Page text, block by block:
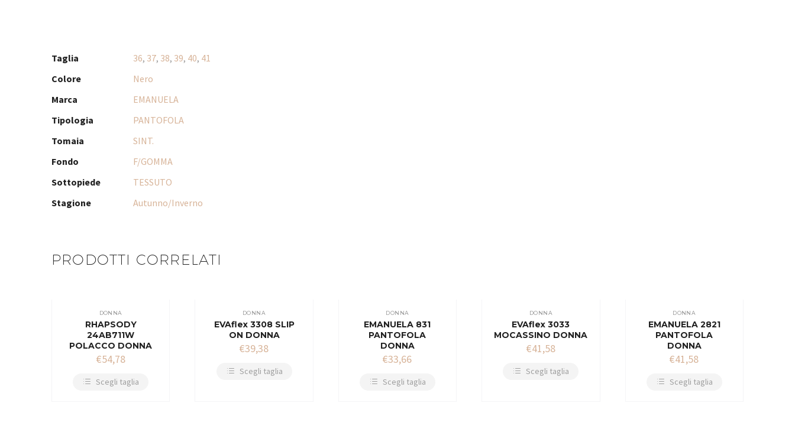
Taglia 36, 37, 38, 39, 40, 41
Colore
Nero
Marca
EMANUELA
Tipologia
PANTOFOLA
Tomaia
SINT.
Fondo
F/GOMMA
Sottopiede
TESSUTO
Stagione
Autunno/Inverno
PRODOTTI CORRELATI
DONNA
RHAPSODY
24AB711W
POLACCO DONNA
€54,78
Scegli taglia
DONNA
EVAflex 3308 SLIP
ON DONNA
€39,38
Scegli taglia
DONNA
EMANUELA 831
PANTOFOLA
DONNA
€33,66
Scegli taglia
DONNA
EVAflex 3033
MOCASSINO DONNA
€41,58
Scegli taglia
DONNA
EMANUELA 2821
PANTOFOLA
DONNA
€41,58
Scegli taglia